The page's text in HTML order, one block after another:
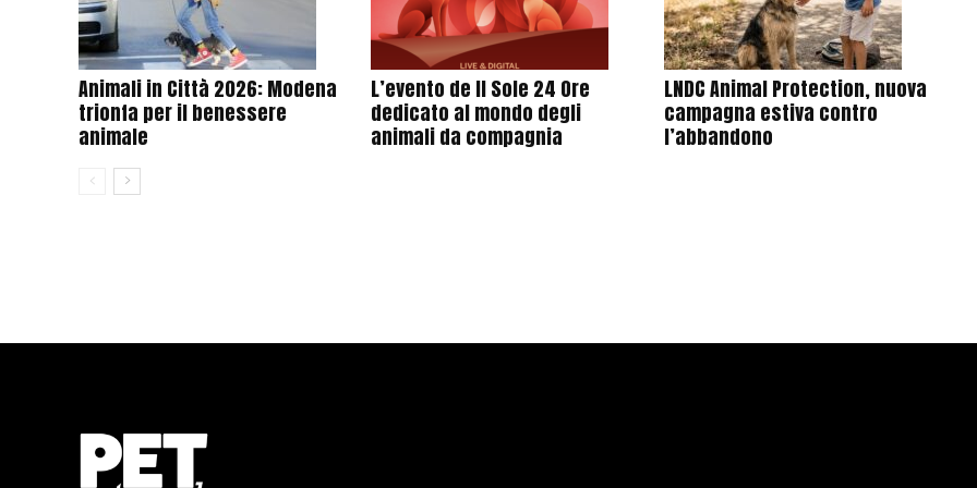
Animali in Città 2026: Modena
trionfa per il benessere
animale
L’evento de Il Sole 24 Ore
dedicato al mondo degli
animali da compagnia
LNDC Animal Protection, nuova
campagna estiva contro
l’abbandono